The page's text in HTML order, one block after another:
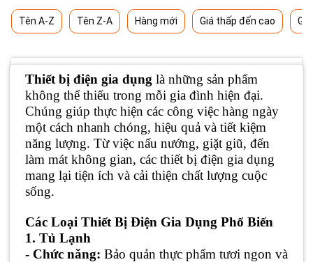
Tên A-Z Tên Z-A Hàng mới Giá thấp đến cao
Thiết bị điện gia dụng là những sản phẩm
không thể thiếu trong mỗi gia đình hiện đại.
Chúng giúp thực hiện các công việc hàng ngày
một cách nhanh chóng, hiệu quả và tiết kiệm
năng lượng. Từ việc nấu nướng, giặt giũ, đến
làm mát không gian, các thiết bị điện gia dụng
mang lại tiện ích và cải thiện chất lượng cuộc
sống.
Các Loại Thiết Bị Điện Gia Dụng Phổ Biến
1. Tủ Lạnh
- Chức năng: Bảo quản thực phẩm tươi ngon và